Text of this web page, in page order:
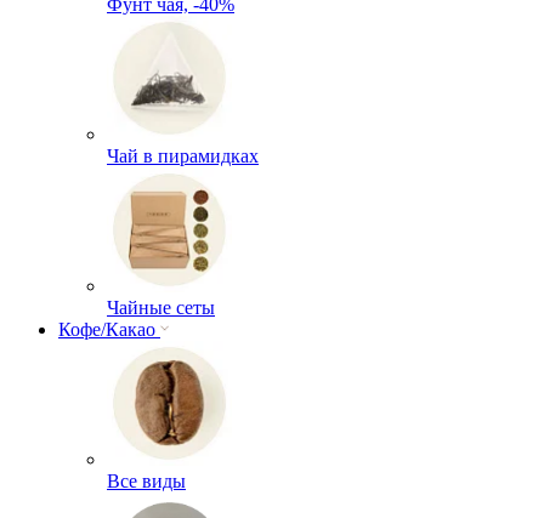
Фунт чая, -40%
Чай в пирамидках
Чайные сеты
Кофе/Какао
Все виды